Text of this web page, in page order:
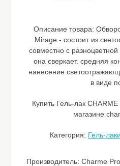
Описание товара:
Mirage - состоит из
совместно с
она сверкает. средняя
нанесение
в виде
Купить Гель-лак
магазине
Категория: Гель-
Производитель: Charme Pro